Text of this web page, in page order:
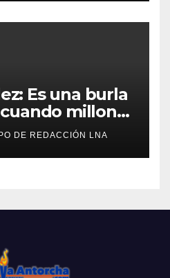
Es una burla
millones
sin agua
DE REDACCIÓN LNA